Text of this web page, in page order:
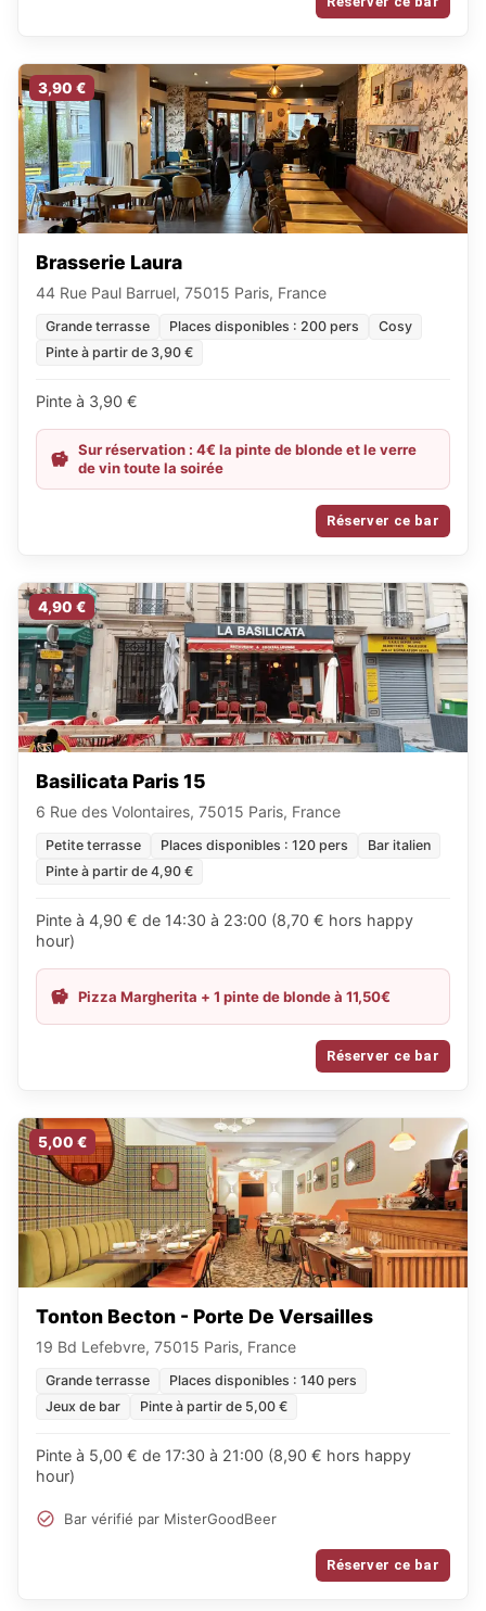
3,90 €
Brasserie Laura
44 Rue Paul Barruel, 75015 Paris, France
Grande terrasse Places disponibles : 200 pers
Cosy
Pinte à partir de 3,90 €
Pinte à 3,90 €
Sur réservation : 4€ la pinte de blonde et le verre
de vin toute la soirée
Réserver ce bar
4,90 €
Basilicata Paris 15
6 Rue des Volontaires, 75015 Paris, France
Petite terrasse Places disponibles : 120 pers
Bar italien
Pinte à partir de 4,90 €
Pinte à 4,90 € de 14:30 à 23:00 (8,70 € hors happy
hour)
Pizza Margherita + 1 pinte de blonde à 11,50€
Réserver ce bar
5,00 €
Tonton Becton - Porte De Versailles
19 Bd Lefebvre, 75015 Paris, France
Grande terrasse
Places disponibles : 140 pers
Jeux de bar
Pinte à partir de 5,00 €
Pinte à 5,00 € de 17:30 à 21:00 (8,90 € hors happy
hour)
Bar vérifié par MisterGoodBeer
Réserver ce bar